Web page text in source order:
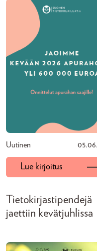
Uutinen
Lue kirjoitus
Tietokirjastipendejä
jaettiin kevätjuhlissa